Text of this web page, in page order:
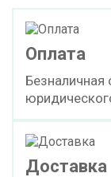
Оплата
Безналичная
Доставка